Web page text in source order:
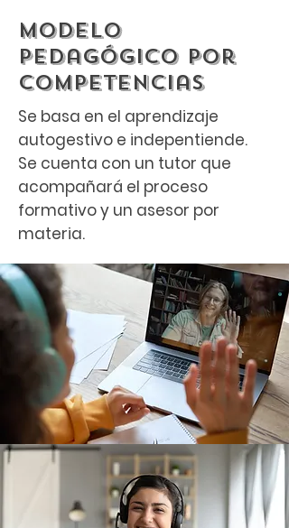
Modelo
pedagógico por
competencias
Se basa en el aprendizaje
autogestivo e indepentiende.
Se cuenta con un tutor que
acompañará el proceso
formativo y un asesor por
materia.